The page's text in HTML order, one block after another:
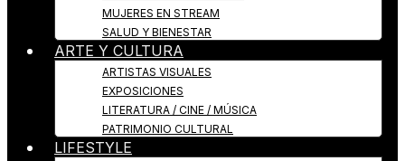
MUJERES EN STREAM
SALUD Y BIENESTAR
ARTE Y CULTURA
ARTISTAS VISUALES
EXPOSICIONES
LITERATURA / CINE / MÚSICA
PATRIMONIO CULTURAL
LIFESTYLE